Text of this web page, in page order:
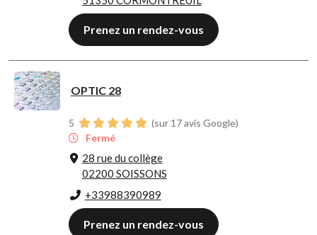
Prenez un rendez-vous
OPTIC 28
5
(sur 17 avis Google)
Fermé
28 rue du collège
02200 SOISSONS
+33988390989
Prenez un rendez-vous